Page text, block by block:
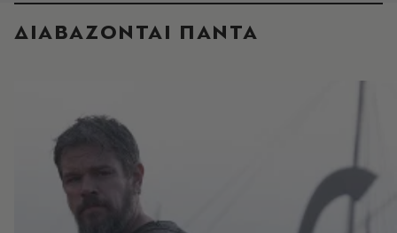
ΔΙΑΒΑΖΟΝΤΑΙ ΠΑΝΤΑ